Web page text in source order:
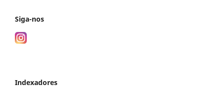
Siga-nos
Indexadores